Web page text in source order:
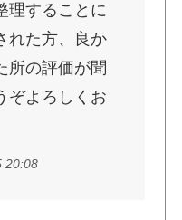
理することに
れた方、良か
所の評価が聞
ぞよろしくお
20:08